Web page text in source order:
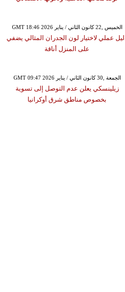
GMT 18:46 2026 الخميس ,22 كانون الثاني / يناير
عملي لاختيار لون الجدران المثالي يضفي
على المنزل أناقة
GMT 09:47 2026 الجمعة ,30 كانون الثاني / يناير
زيلينسكي يعلن عدم التوصل إلى تسوية
بخصوص مناطق شرق أوكرانيا